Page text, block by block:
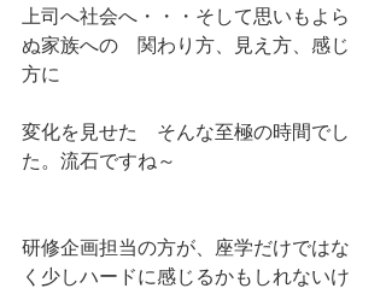
上司へ社会へ・・・そして思いもよら
ぬ家族への　関わり方、見え方、感じ
方に
変化を見せた　そんな至極の時間でし
た。流石ですね～
研修企画担当の方が、座学だけではな
く少しハードに感じるかもしれないけ